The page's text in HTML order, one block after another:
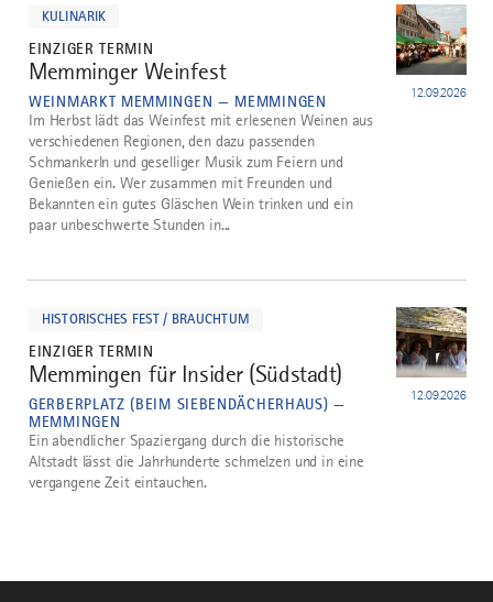
KULINARIK
EINZIGER TERMIN
4
Memminger Weinfest
WEINMARKT MEMMINGEN — MEMMINGEN 12.09.2026
Im Herbst lädt das Weinfest mit erlesenen Weinen aus
verschiedenen Regionen, den dazu passenden
Schmankerln und geselliger Musik zum Feiern und
Genießen ein. Wer zusammen mit Freunden und
Bekannten ein gutes Gläschen Wein trinken und ein
paar unbeschwerte Stunden in...
HISTORISCHES FEST / BRAUCHTUM
EINZIGER TERMIN
5
Memmingen für Insider (Südstadt)
GERBERPLATZ (BEIM SIEBENDÄCHERHAUS) —
MEMMINGEN
12.09.2026
Ein abendlicher Spaziergang durch die historische
Altstadt lässt die Jahrhunderte schmelzen und in eine
vergangene Zeit eintauchen.